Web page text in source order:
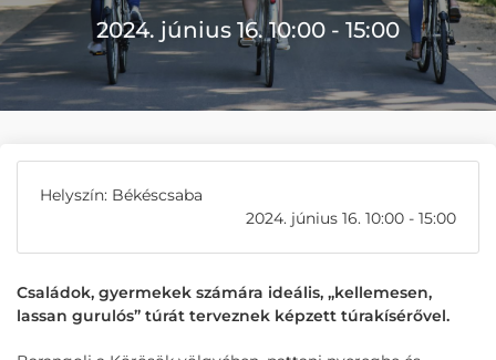
2024. június 16. 10:00 - 15:00
Helyszín: Békéscsaba
2024. június 16. 10:00 - 15:00
Családok, gyermekek számára ideális, „kellemesen,
lassan gurulós” túrát terveznek képzett túrakísérővel.